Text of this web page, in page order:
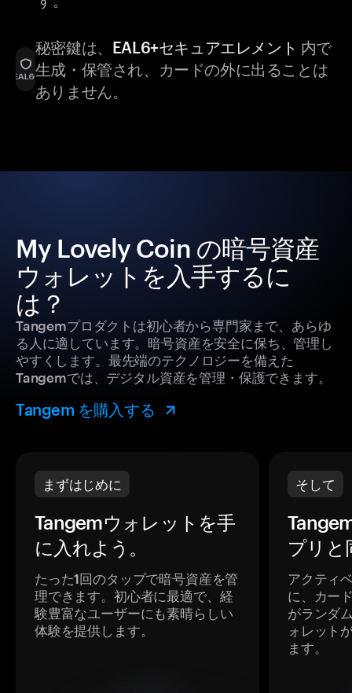
秘密鍵は、 EAL6+セキュアエレメント 内で
生成・保管され、カードの外に出ることは
ありません。
My Lovely Coin の暗号資産
ウォレットを入手するに
は？
Tangemプロダクトは初心者から専門家まで、あらゆ
る人に適しています。暗号資産を安全に保ち、管理し
やすくします。最先端のテクノロジーを備えた
Tangemでは、デジタル資産を管理・保護できます。
Tangem を購入する
まずはじめに
Tangemウォレットを手
に入れよう。
たった1回のタップで暗号資産を管
理できます。初心者に最適で、経
験豊富なユーザーにも素晴らしい
体験を提供します。
そして
プリと
アクティ
に、カー
がランダ
ォレット
ます。